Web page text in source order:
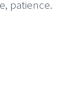
patience.